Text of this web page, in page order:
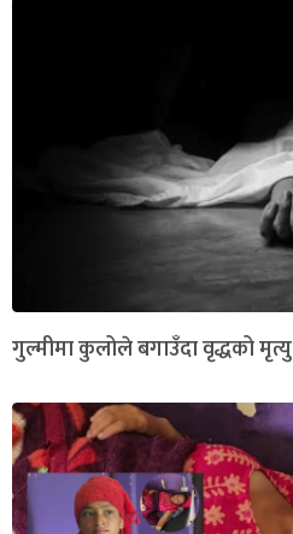
गुल्मीमा कुलोले बगाउँदा वृद्धको मृत्यु